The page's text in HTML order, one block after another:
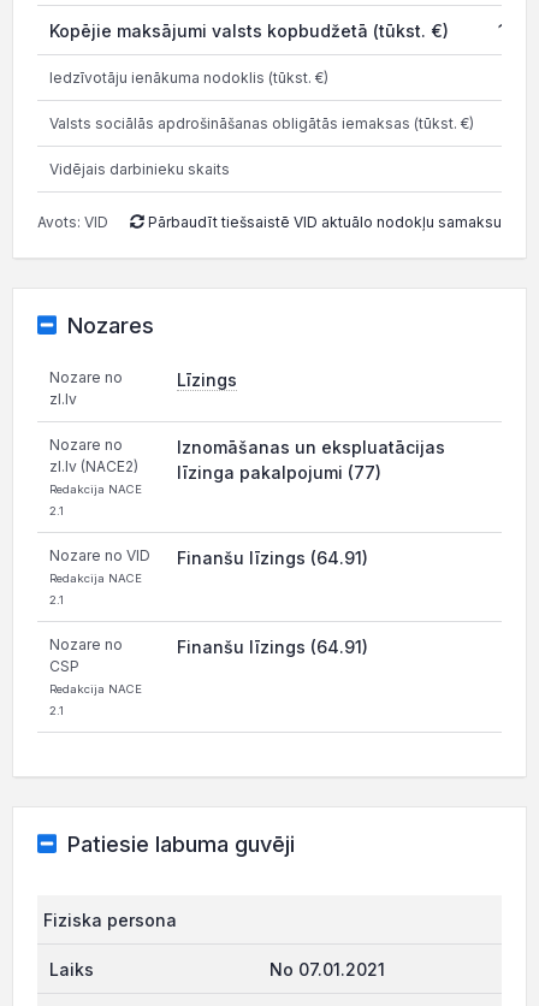
Kopējie maksājumi valsts kopbudžetā (tūkst. €) 1
Iedzīvotāju ienākuma nodoklis (tūkst. €)
Valsts sociālās apdrošināšanas obligātās iemaksas (tūkst. €)
Vidējais darbinieku skaits
Avots: VID Pārbaudīt tiešsaistē VID aktuālo nodokļu samaksu
Nozares
Nozare no
zl.lv
Līzings
Nozare no
zl.lv (NACE2)
Redakcija NACE
2.1
Iznomāšanas un ekspluatācijas
līzinga pakalpojumi (77)
Nozare no VID
Redakcija NACE
2.1
Finanšu līzings (64.91)
Nozare no
CSP
Redakcija NACE
2.1
Finanšu līzings (64.91)
Patiesie labuma guvēji
Fiziska persona
No 07.01.2021